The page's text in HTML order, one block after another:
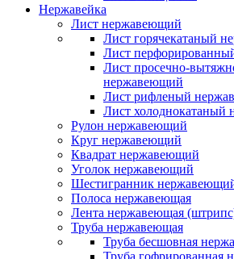
Нержавейка
Лист нержавеющий
Лист горячекатаный
Лист
Лист просечно-
нержавеющий
Лист рифленый
Лист холоднокатаный
Рулон нержавеющий
Круг нержавеющий
Квадрат нержавеющий
Уголок нержавеющий
Шестигранник
Полоса нержавеющая
Лента нержавеющая
Труба нержавеющая
Труба бесшовная
Труба гофрированная